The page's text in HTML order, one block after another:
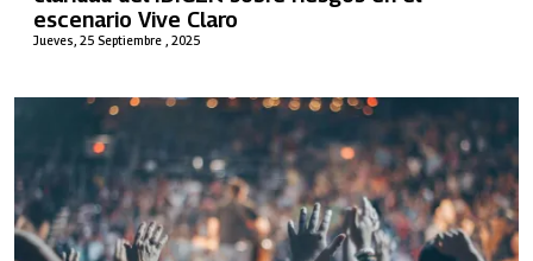
Jueves, 25 Septiembre , 2025
escenario Vive Claro